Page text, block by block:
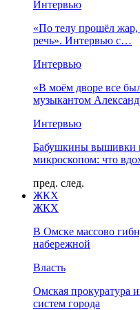
Интервью
«По телу прошёл жар,
речь». Интервью с…
Интервью
«В моём дворе все
музыкантом
Интервью
Бабушкины вышивки
микроскопом: что
пред. след.
ЖКХ
ЖКХ
В Омске массово
набережной
Власть
Омская прокуратура
систем города